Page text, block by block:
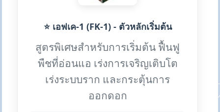
⭐ เอฟเค-1 (FK-1) - ตัวหลักเริ่มต้น
สูตรพิเศษสำหรับการเริ่มต้น ฟื้นฟู
พืชที่อ่อนแอ เร่งการเจริญเติบโต
เร่งระบบราก และกระตุ้นการ
ออกดอก